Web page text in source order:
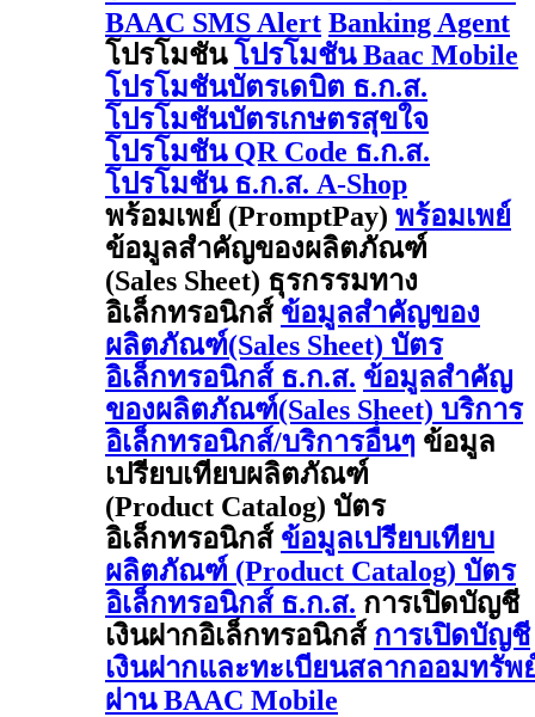
BAAC SMS Alert Banking Agent
โปรโมชัน โปรโมชัน Baac Mobile
โปรโมชันบัตรเดบิต ธ.ก.ส.
โปรโมชันบัตรเกษตรสุขใจ
โปรโมชัน QR Code ธ.ก.ส.
โปรโมชัน ธ.ก.ส. A-Shop
พร้อมเพย์ (PromptPay) พร้อมเพย์
ข้อมูลสำคัญของผลิตภัณฑ์
(Sales Sheet) ธุรกรรมทาง
อิเล็กทรอนิกส์ ข้อมูลสำคัญของ
ผลิตภัณฑ์(Sales Sheet) บัตร
อิเล็กทรอนิกส์ ธ.ก.ส. ข้อมูลสำคัญ
ของผลิตภัณฑ์(Sales Sheet) บริการ
อิเล็กทรอนิกส์/บริการอื่นๆ ข้อมูล
เปรียบเทียบผลิตภัณฑ์
(Product Catalog) บัตร
อิเล็กทรอนิกส์ ข้อมูลเปรียบเทียบ
ผลิตภัณฑ์ (Product Catalog) บัตร
อิเล็กทรอนิกส์ ธ.ก.ส. การเปิดบัญชี
เงินฝากอิเล็กทรอนิกส์ การเปิดบัญชี
เงินฝากและทะเบียนสลากออมทรัพ
ผ่าน BAAC Mobile